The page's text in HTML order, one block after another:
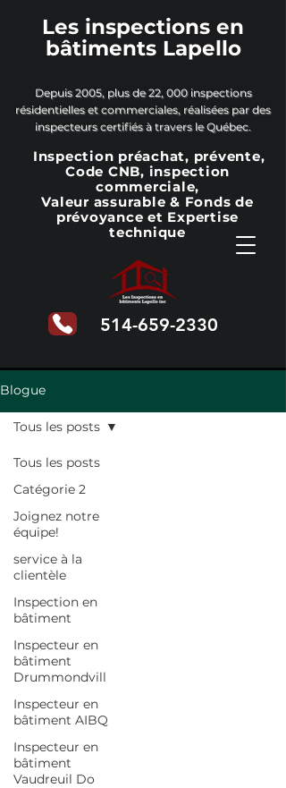
Les inspections en
bâtiments Lapello
Depuis 2005, plus de 22, 000 inspections
résidentielles et commerciales, réalisées par des
inspecteurs certifiés à travers le Québec.
Inspection préachat, prévente,
Code CNB, inspection
commerciale,
Valeur assurable & Fonds de
prévoyanceet Expertise
technique
514-659-2330
Blogue
Tous les posts
Catégorie 2
Joignez notre
équipe!
service à la
clientèle
Inspection en
bâtiment
Inspecteur en
bâtiment
Drummondvill
Inspecteur en
bâtiment AIBQ
Inspecteur en
bâtiment
Vaudreuil Do
Tous les posts